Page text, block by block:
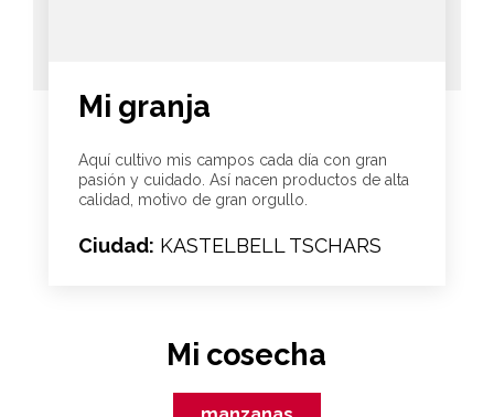
Mi granja
Aquí cultivo mis campos cada día con gran
pasión y cuidado. Así nacen productos de alta
calidad, motivo de gran orgullo.
Ciudad: KASTELBELL TSCHARS
Mi cosecha